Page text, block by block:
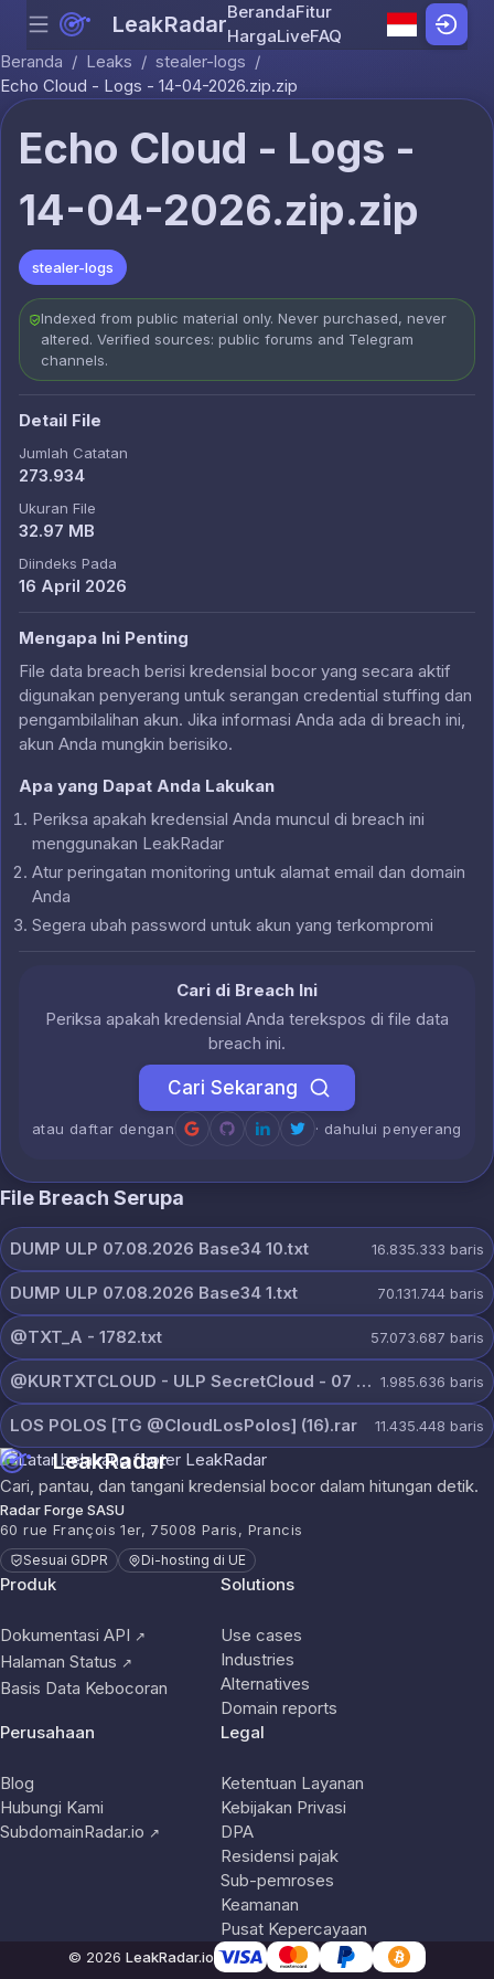
Skip to content
Menu LeakRadarBerandaFitur
HargaLiveFAQ
Beranda / Leaks / stealer-logs /
Echo Cloud - Logs - 14-04-2026.zip.zip
Echo Cloud - Logs -
14-04-2026.zip.zip
stealer-logs
Indexed from public material only. Never purchased, never
altered. Verified sources: public forums and Telegram
channels.
Detail File
Jumlah Catatan
273.934
Ukuran File
32.97 MB
Diindeks Pada
16 April 2026
Mengapa Ini Penting
File data breach berisi kredensial bocor yang secara aktif
digunakan penyerang untuk serangan credential stuffing dan
pengambilalihan akun. Jika informasi Anda ada di breach ini,
akun Anda mungkin berisiko.
Apa yang Dapat Anda Lakukan
Periksa apakah kredensial Anda muncul di breach ini
menggunakan LeakRadar
Atur peringatan monitoring untuk alamat email dan domain
Anda
Segera ubah password untuk akun yang terkompromi
Cari di Breach Ini
Periksa apakah kredensial Anda terekspos di file data
breach ini.
Cari Sekarang
atau daftar dengan · dahului penyerang
File Breach Serupa
DUMP ULP 07.08.2026 Base34 10.txt 16.835.333 baris
DUMP ULP 07.08.2026 Base34 1.txt 70.131.744 baris
@TXT_A - 1782.txt 57.073.687 baris
@KURTXTCLOUD - ULP SecretCloud - 07 August 2026.txt 1.985.636 baris
LOS POLOS [TG @CloudLosPolos] (16).rar 11.435.448 baris
LeakRadar
Cari, pantau, dan tangani kredensial bocor dalam hitungan detik.
Radar Forge SASU
60 rue François 1er, 75008 Paris, Prancis
Sesuai GDPR Di-hosting di UE
Produk
Dokumentasi API ↗
Halaman Status ↗
Basis Data Kebocoran
Solutions
Use cases
Industries
Alternatives
Domain reports
Perusahaan
Blog
Hubungi Kami
SubdomainRadar.io ↗
Legal
Ketentuan Layanan
Kebijakan Privasi
DPA
Residensi pajak
Sub-pemroses
Keamanan
Pusat Kepercayaan
© 2026 LeakRadar.io